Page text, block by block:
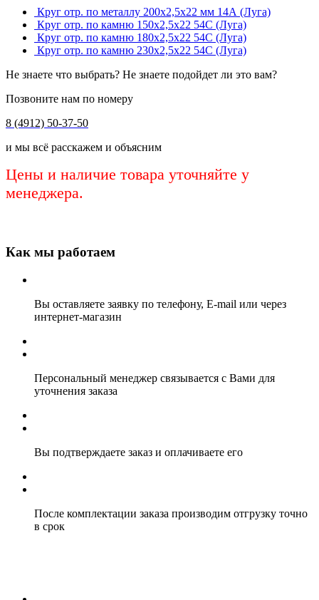
Круг отр. по металлу 200х2,5х22 мм 14А (Луга)
Круг отр. по камню 150х2,5х22 54С (Луга)
Круг отр. по камню 180х2,5х22 54С (Луга)
Круг отр. по камню 230х2,5х22 54С (Луга)
Не знаете что выбрать? Не знаете подойдет ли это вам?
Позвоните нам по номеру
8 (4912) 50-37-50
и мы всё расскажем и объясним
Цены и наличие товара уточняйте у
менеджера.
Как мы работаем
Вы оставляете заявку по телефону, E-mail или через
интернет-магазин
Персональный менеджер связывается с Вами для
уточнения заказа
Вы подтверждаете заказ и оплачиваете его
После комплектации заказа производим отгрузку точно
в срок